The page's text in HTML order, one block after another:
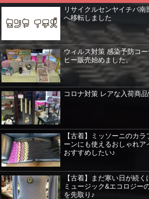
リサイクルセンヤイチバ
へ移転しました
ウィルス対策 感染予防コ
ヒー販売始めました。
コロナ対策 レアな入荷商
【古着】ミッソーニのカ
ーンにも使えるおしゃれア
おすすめしたい♪
【古着】まだ寒い日が続
ミュージック&エコロジー
を先取り♪